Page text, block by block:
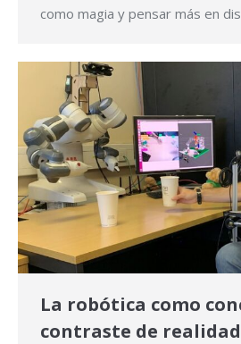
como magia y pensar más en
La robótica como
contraste de realidad